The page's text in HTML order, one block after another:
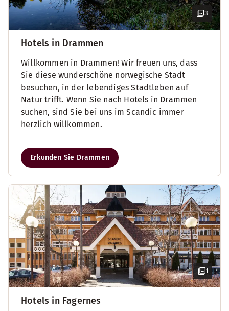
3
Hotels in Drammen
Willkommen in Drammen! Wir freuen uns, dass
Sie diese wunderschöne norwegische Stadt
besuchen, in der lebendiges Stadtleben auf
Natur trifft. Wenn Sie nach Hotels in Drammen
suchen, sind Sie bei uns im Scandic immer
herzlich willkommen.
Erkunden Sie Drammen
1
Hotels in Fagernes